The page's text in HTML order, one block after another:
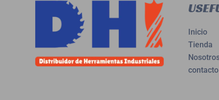
Inicio
Tienda
contacto